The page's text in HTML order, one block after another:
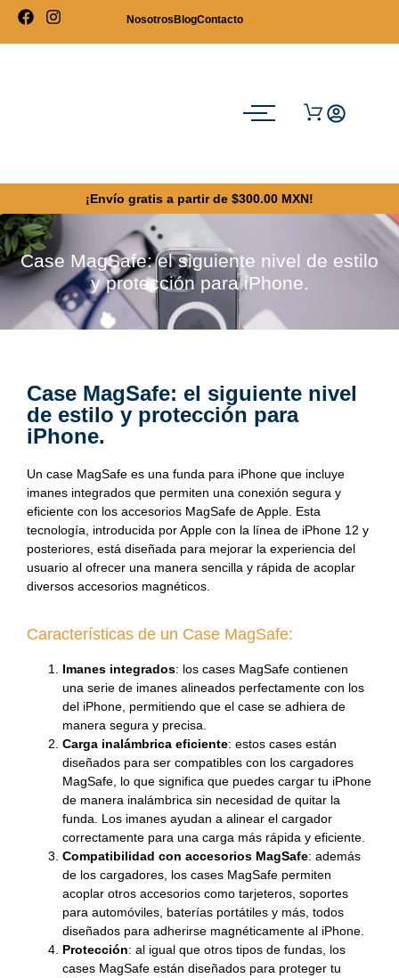
Nosotros BlogContacto
¡Envío gratis a partir de $300.00 MXN!
Case MagSafe: el siguiente nivel de estilo
y protección para iPhone.
Case MagSafe: el siguiente nivel
de estilo y protección para
iPhone.
Un case MagSafe es una funda para iPhone que incluye
imanes integrados que permiten una conexión segura y
eficiente con los accesorios MagSafe de Apple. Esta
tecnología, introducida por Apple con la línea de iPhone 12 y
posteriores, está diseñada para mejorar la experiencia del
usuario al ofrecer una manera sencilla y rápida de acoplar
diversos accesorios magnéticos.
Características de un Case MagSafe:
Imanes integrados: los cases MagSafe contienen
una serie de imanes alineados perfectamente con los
del iPhone, permitiendo que el case se adhiera de
manera segura y precisa.
Carga inalámbrica eficiente: estos cases están
diseñados para ser compatibles con los cargadores
MagSafe, lo que significa que puedes cargar tu iPhone
de manera inalámbrica sin necesidad de quitar la
funda. Los imanes ayudan a alinear el cargador
correctamente para una carga más rápida y eficiente.
Compatibilidad con accesorios MagSafe: además
de los cargadores, los cases MagSafe permiten
acoplar otros accesorios como tarjeteros, soportes
para automóviles, baterías portátiles y más, todos
diseñados para adherirse magnéticamente al iPhone.
Protección: al igual que otros tipos de fundas, los
cases MagSafe están diseñados para proteger tu